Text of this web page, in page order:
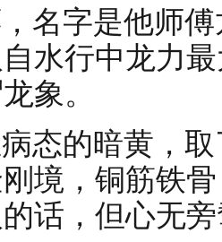
名字是他师
水行中龙力
象。
态的暗黄，
境，铜筋铁
话，但心无